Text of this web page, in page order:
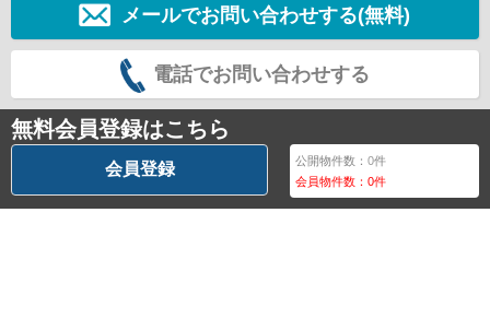
メールでお問い合わせする(無料)
電話でお問い合わせする
無料会員登録はこちら
会員登録 公開物件数：0件
会員物件数：0件